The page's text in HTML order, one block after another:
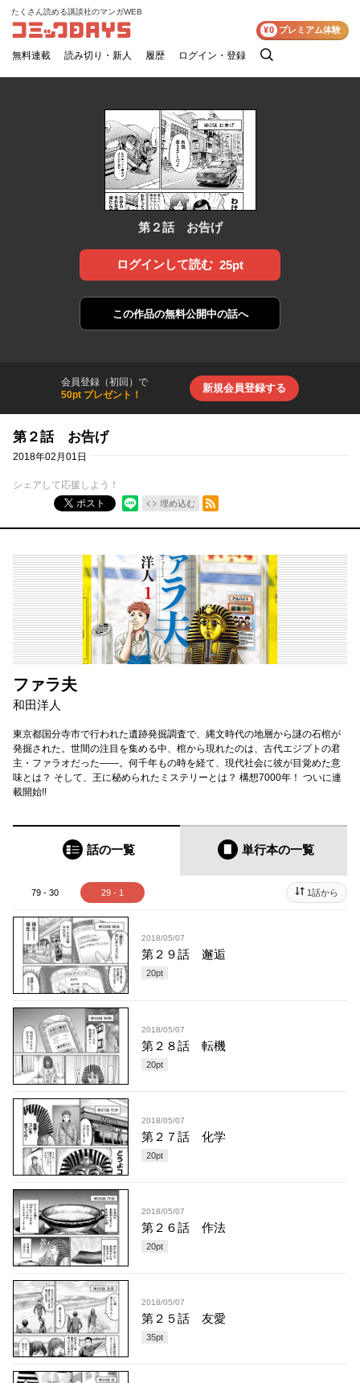
コミックDAYS
たくさん読める講談社のマンガWEB
無料連載 読み切り・新人 履歴 ログイン・登録
検
¥0 プレミアム体験
第２話 お告げ
ログインして読む 25pt
この作品の無料公開中の話へ
会員登録（初回）で
50pt プレゼント！
新規会員登録する
第２話 お告げ
2018年02月01日
シェアして応援しよう！
ポスト
埋め込む
RSSフィード
ファラ夫
和田洋人
東京都国分寺市で行われた遺跡発掘調査で、縄文時代の地層から謎の石棺が
発掘された。世間の注目を集める中、棺から現れたのは、古代エジプトの君
主・ファラオだった――。何千年もの時を経て、現代社会に彼が目覚めた意
味とは？ そして、王に秘められたミステリーとは？ 構想7000年！ ついに連
載開始!!
話の一覧 単行本の一覧
79 - 30 29 - 1 1話から
2018/05/07
第２９話 邂逅
20pt
2018/05/07
第２８話 転機
20pt
2018/05/07
第２７話 化学
20pt
2018/05/07
第２６話 作法
20pt
2018/05/07
第２５話 友愛
35pt